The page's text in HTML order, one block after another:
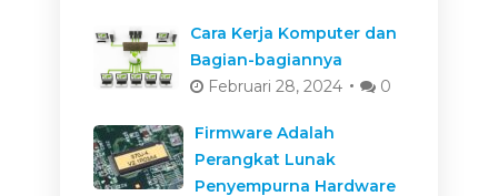
Cara Kerja Komputer dan
Bagian-bagiannya
Februari 28, 2024
0
Firmware Adalah
Perangkat Lunak
Penyempurna Hardware